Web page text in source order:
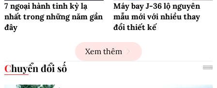
7 ngoại hành tinh kỳ lạ
nhất trong những năm gần
đây
Máy bay J-36 lộ nguyên
mẫu mới với nhiều thay
đổi thiết kế
Xem thêm
Chuyển đổi số